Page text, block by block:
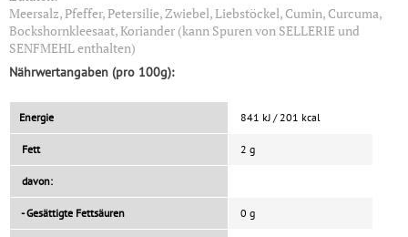
Meersalz, Pfeffer, Petersilie, Zwiebel, Liebstöckel, Cumin, Curcuma,
Bockshornkleesaat, Koriander (kann Spuren von SELLERIE und
SENFMEHL enthalten)
Nährwertangaben (pro 100g):
Energie 841 kJ / 201 kcal
Fett 2 g
davon:
- Gesättigte Fettsäuren 0 g